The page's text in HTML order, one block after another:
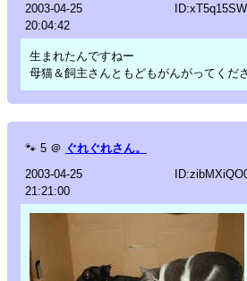
2003-04-25
20:04:42
生まれたんですねー
母猫＆飼主さんともどもがんがってくだ
🐾 5 ＠ ぐれぐれさん。
2003-04-25
21:21:00